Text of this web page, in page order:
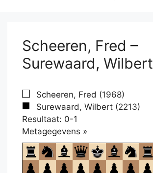
Scheeren, Fred –
Surewaard, Wilbert
Scheeren, Fred (1968)
Surewaard, Wilbert (2213)
Resultaat: 0-1
Metagegevens »
om
te
openen.